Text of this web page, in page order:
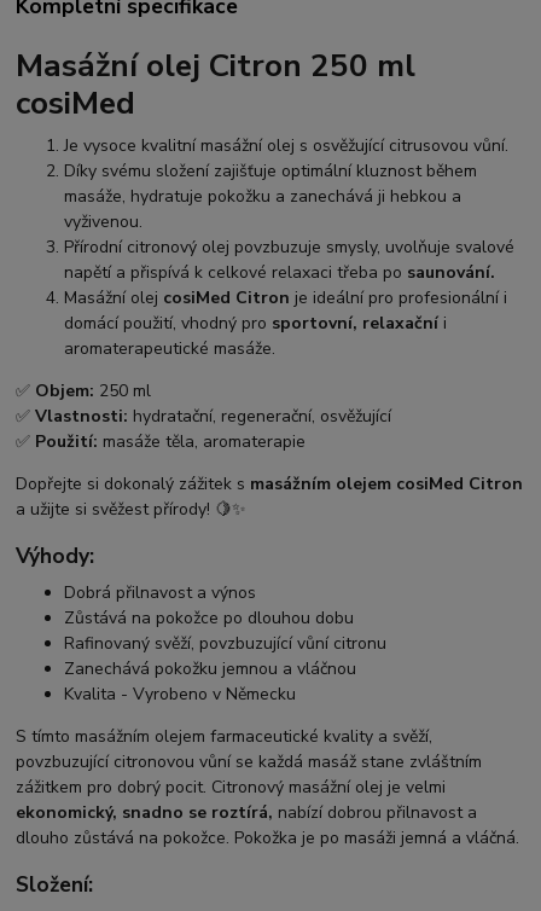
Kompletní specifikace
Masážní olej Citron 250 ml
cosiMed
Je vysoce kvalitní masážní olej s osvěžující citrusovou vůní.
Díky svému složení zajišťuje optimální kluznost během
masáže, hydratuje pokožku a zanechává ji hebkou a
vyživenou.
Přírodní citronový olej povzbuzuje smysly, uvolňuje svalové
napětí a přispívá k celkové relaxaci třeba po saunování.
Masážní olej cosiMed Citron je ideální pro profesionální i
domácí použití, vhodný pro sportovní, relaxační i
aromaterapeutické masáže.
✅ Objem: 250 ml
✅Vlastnosti: hydratační, regenerační, osvěžující
✅ Použití: masáže těla, aromaterapie
Dopřejte si dokonalý zážitek s masážním olejem cosiMed Citron
a užijte si svěžest přírody! 🍋✨
Výhody:
Dobrá přilnavost a výnos
Zůstává na pokožce po dlouhou dobu
Rafinovaný svěží, povzbuzující vůní citronu
Zanechává pokožku jemnou a vláčnou
Kvalita - Vyrobeno v Německu
S tímto masážním olejem farmaceutické kvality a svěží,
povzbuzující citronovou vůní se každá masáž stane zvláštním
zážitkem pro dobrý pocit. Citronový masážní olej je velmi
ekonomický, snadno se roztírá, nabízí dobrou přilnavost a
dlouho zůstává na pokožce. Pokožka je po masáži jemná a vláčná.
Složení: